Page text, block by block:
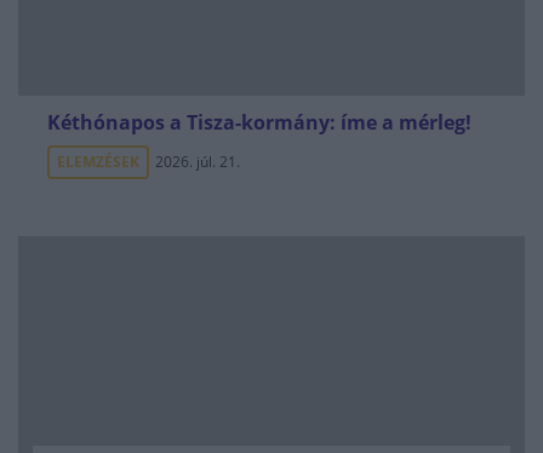
Kéthónapos a Tisza-kormány: íme a mérleg!
ELEMZÉSEK 2026. júl. 21.